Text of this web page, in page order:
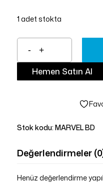
1 adet stokta
Hemen Satın Al
Stok kodu: MARVEL BD
Değerlendirmeler
Henüz değerlendirme